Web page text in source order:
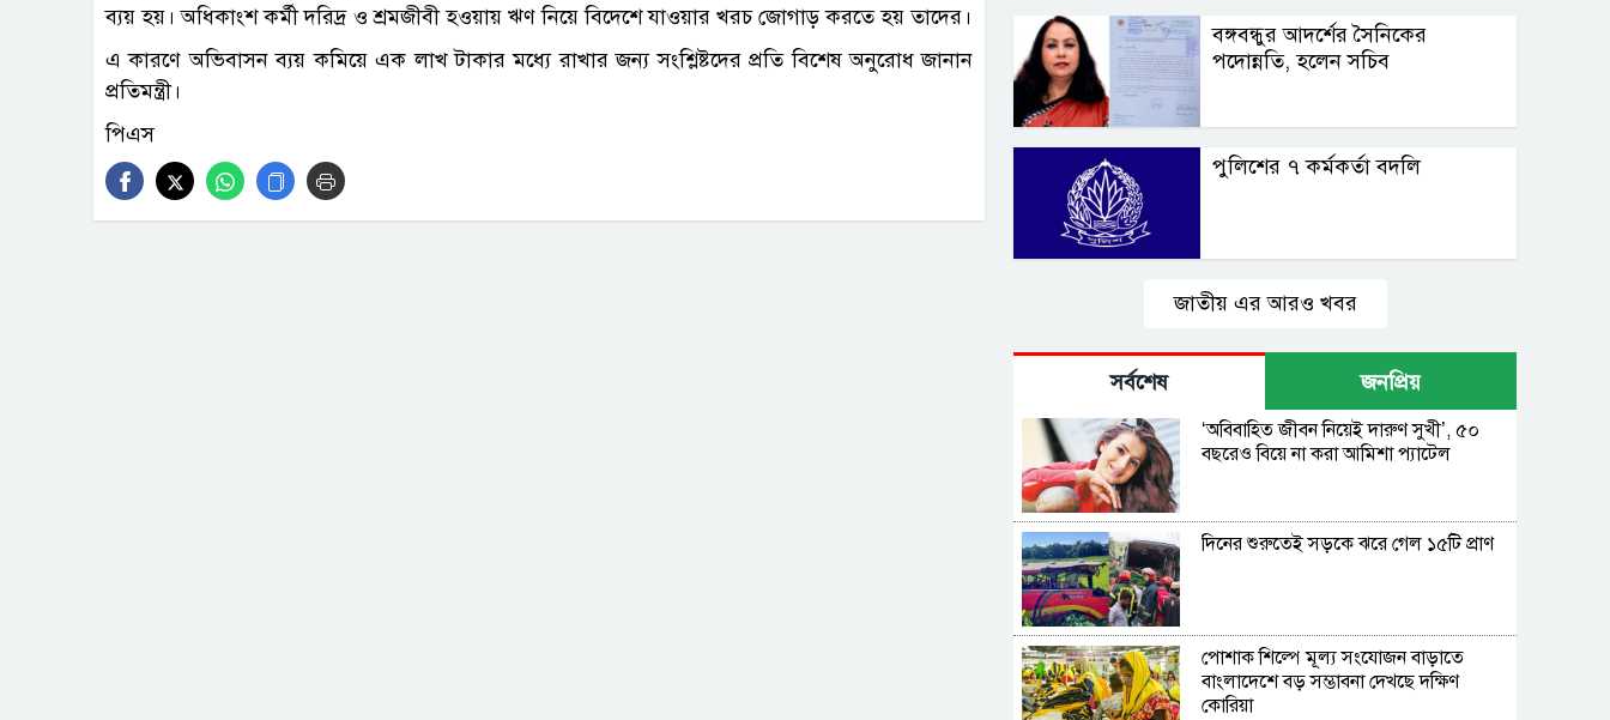
ব্যয় হয়। অধিকাংশ কর্মী দরিদ্র ও শ্রমজীবী হওয়ায় ঋণ নিয়ে বিদেশে যাওয়ার খরচ জোগাড় করতে হয় তাদের।
এ কারণে অভিবাসন ব্যয় কমিয়ে এক লাখ টাকার মধ্যে রাখার জন্য সংশ্লিষ্টদের প্রতি বিশেষ অনুরোধ জানান
প্রতিমন্ত্রী।
পিএস
বঙ্গবন্ধুর আদর্শের সৈনিকের
পদোন্নতি, হলেন সচিব
পুলিশের ৭ কর্মকর্তা বদলি
জাতীয় এর আরও খবর
সর্বশেষ জনপ্রিয়
‘অবিবাহিত জীবন নিয়েই দারুণ সুখী’, ৫০
বছরেও বিয়ে না করা আমিশা প্যাটেল
দিনের শুরুতেই সড়কে ঝরে গেল ১৫টি প্রাণ
পোশাক শিল্পে মূল্য সংযোজন বাড়াতে
বাংলাদেশে বড় সম্ভাবনা দেখছে দক্ষিণ
কোরিয়া